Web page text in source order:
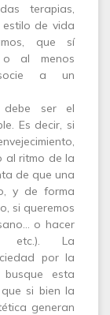
terapias,
de vida
que sí
o al menos
a un
debe ser el
Es decir, si
al ritmo de la
de que una
y de forma
si queremos
o hacer
etc.). La
por la
esta
si bien la
generan